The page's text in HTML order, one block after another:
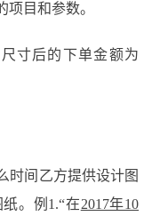
项目和参数。
寸后的下单金额为
时间乙方提供设计图
。例 1.“在2017年10